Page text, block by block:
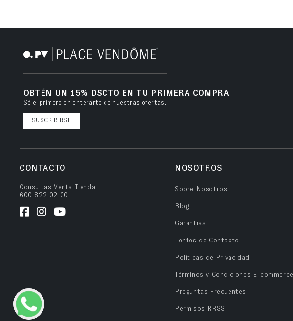
OBTÉN UN 15% DSCTO EN TU PRIMERA COMPRA
Sé el primero en enterarte de nuestras ofertas.
SUSCRIBIRSE
CONTACTO
Consultas Venta Tienda:
600 822 02 00
NOSOTROS
Sobre Nosotros
Blog
Garantías
Lentes de Contacto
Políticas de Privacidad
Términos y Condiciones E-commerce
Preguntas Frecuentes
Permisos RRSS